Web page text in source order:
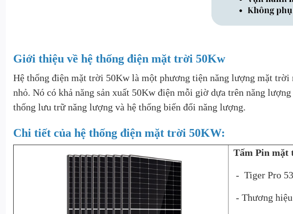
Giới thiệu về hệ thống điện mặt trời 50Kw
Hệ thống điện mặt trời 50Kw là một phương tiện năng lượng mặt trời
nhỏ. Nó có khả năng sản xuất 50Kw điện mỗi giờ dựa trên năng
thống lưu trữ năng lượng và hệ thống biến đổi năng lượng.
Chi tiết của hệ thống điện mặt trời 50KW:
Tấm Pin mặt
- Tiger Pro
- Thương